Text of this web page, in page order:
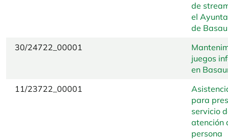
de
el
de
30/24722_00001
juegos
en
11/23722_00001
para
servicio
atención
persona